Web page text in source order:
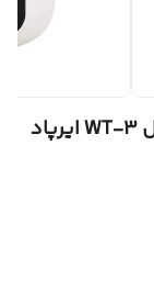
ایرپاد نمایشگردار ویسمی wisme مدل WT-3 ایرپاد